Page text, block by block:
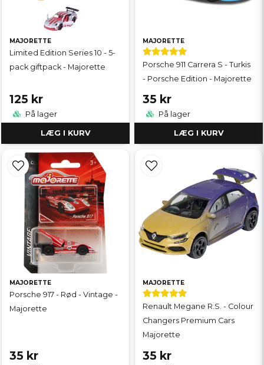
MAJORETTE
Limited Edition Series 10 - 5-
pack giftpack - Majorette
125 kr
På lager
LÆG I KURV
MAJORETTE
Porsche 911 Carrera S - Turkis
- Porsche Edition - Majorette
35 kr
På lager
LÆG I KURV
MAJORETTE
Porsche 917 - Rød - Vintage -
Majorette
35 kr
MAJORETTE
Renault Megane R.S. - Colour
Changers Premium Cars
Majorette
35 kr